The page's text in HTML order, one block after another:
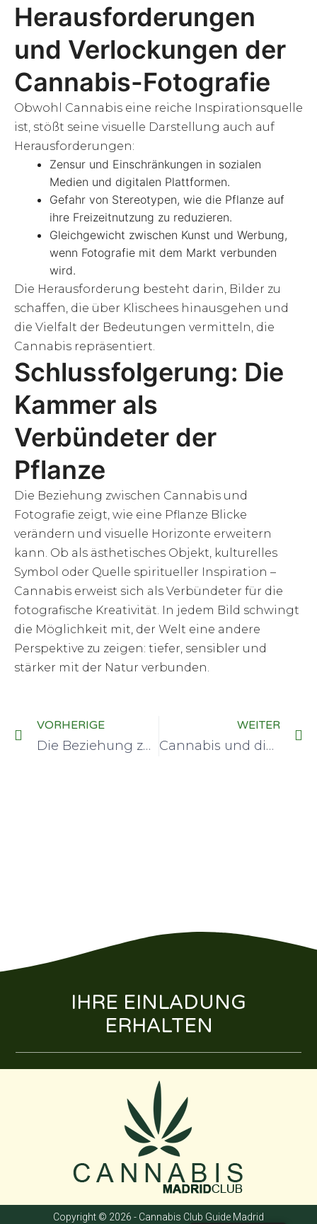
Herausforderungen
und Verlockungen der
Cannabis-Fotografie
Obwohl Cannabis eine reiche Inspirationsquelle
ist, stößt seine visuelle Darstellung auch auf
Herausforderungen:
Zensur und Einschränkungen in sozialen
Medien und digitalen Plattformen.
Gefahr von Stereotypen, wie die Pflanze auf
ihre Freizeitnutzung zu reduzieren.
Gleichgewicht zwischen Kunst und Werbung,
wenn Fotografie mit dem Markt verbunden
wird.
Die Herausforderung besteht darin, Bilder zu
schaffen, die über Klischees hinausgehen und
die Vielfalt der Bedeutungen vermitteln, die
Cannabis repräsentiert.
Schlussfolgerung: Die
Kammer als
Verbündeter der
Pflanze
Die Beziehung zwischen Cannabis und
Fotografie zeigt, wie eine Pflanze Blicke
verändern und visuelle Horizonte erweitern
kann. Ob als ästhetisches Objekt, kulturelles
Symbol oder Quelle spiritueller Inspiration –
Cannabis erweist sich als Verbündeter für die
fotografische Kreativität. In jedem Bild schwingt
die Möglichkeit mit, der Welt eine andere
Perspektive zu zeigen: tiefer, sensibler und
stärker mit der Natur verbunden.
VORHERIGE
Die Beziehung zwischen Cannabis und Immunität: Versprechen oder Besorgnis?
WEITER
Cannabis und die Gastronomie: Wie die Pflanze die Kochkunst revolutioniert
IHRE EINLADUNG
ERHALTEN
Copyright © 2026 - Cannabis Club Guide Madrid